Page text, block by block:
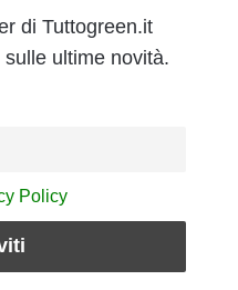
di Tuttogreen.it
ultime novità.
Policy